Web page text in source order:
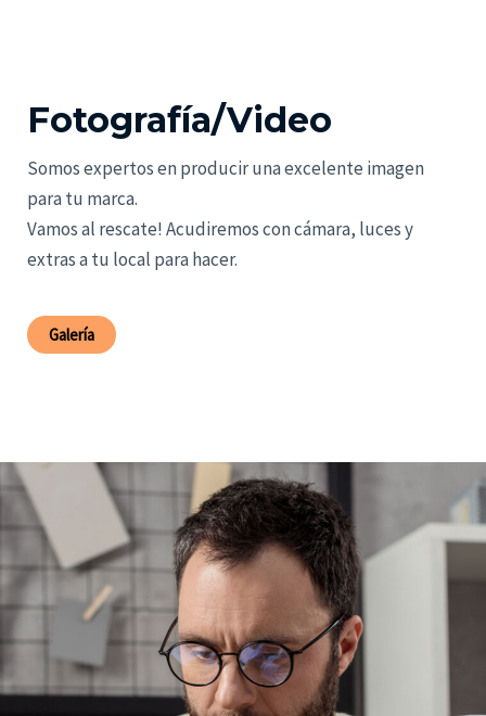
Fotografía/Video
Somos expertos en producir una excelente imagen
para tu marca.
Vamos al rescate! Acudiremos con cámara, luces y
extras a tu local para hacer.
Galería